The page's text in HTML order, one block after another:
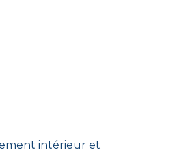
intérieur et